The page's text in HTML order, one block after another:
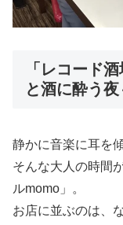
「レコード
と酒に酔う夜
静かに音楽に耳を
そんな大人の時間
ルmomo」。
お店に並ぶのは、